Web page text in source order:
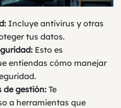
Incluye antivirus y otras
tus datos.
Esto es
entiendas cómo manejar
de gestión: Te
a herramientas que